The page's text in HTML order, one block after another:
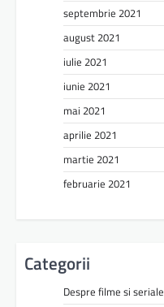
septembrie 2021
august 2021
iulie 2021
iunie 2021
mai 2021
aprilie 2021
martie 2021
februarie 2021
Categorii
Despre filme si seriale